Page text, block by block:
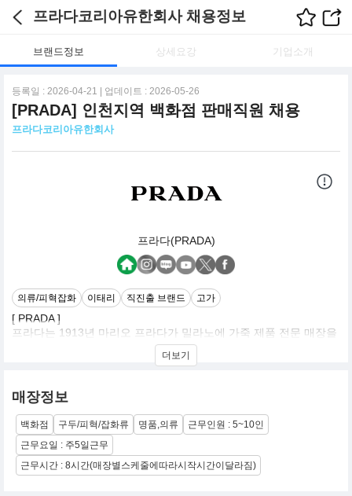
프라다코리아유한회사 채용정보
브랜드정보 상세요강 기업소개
등록일 : 2026-04-21 | 업데이트 : 2026-05-26
[PRADA] 인천지역 백화점 판매직원 채용
프라다코리아유한회사
프라다(PRADA)
의류/피혁잡화 이태리 직진출 브랜드 고가
[ PRADA ]
프라다는 1913년 마리오 프라다가 밀라노에 가죽 제품 전문 매장을
내면서부터 시작되었습니다.'앞서가지만 너무 진보적이지 않은, 패
셔너블하지만 한 시즌만의 인기에 머물지 않은, 진정한 디자이너의
들의 마음을 사로잡는데 성공했습니다. 이후 가방뿐만 아니라 의류
라인까지 영역을 넓혀 새로운 패션 트렌드를 형성하면서 현재까지
혁신적인 패션으로 세계적인 사랑을 받고 있습니다.
더보기
매장정보
백화점 구두/피혁/잡화류 명품,의류
근무인원 : 5~10인
근무요일 : 주5일근무
근무시간 : 8시간(매장별스케줄에따라시작시간이달라짐)